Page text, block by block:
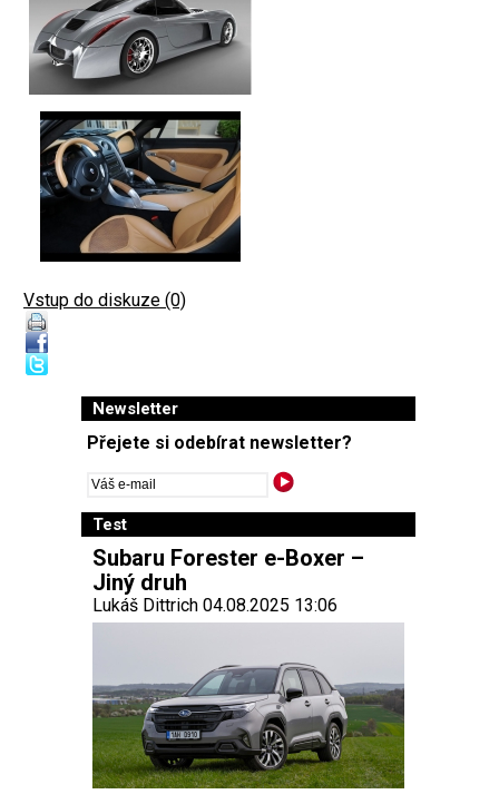
Vstup do diskuze (0)
Newsletter
Přejete si odebírat newsletter?
Test
Subaru Forester e-Boxer –
Jiný druh
Lukáš Dittrich 04.08.2025 13:06